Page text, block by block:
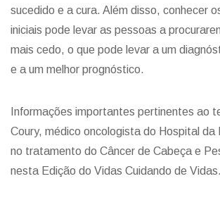
sucedido e a cura. Além disso, conhecer
iniciais pode levar as pessoas a
mais cedo, o que pode levar a um
e a um melhor prognóstico.
Informações importantes pertinentes ao
Coury, médico oncologista do Hospital da
no tratamento do Câncer de Cabeça e
nesta Edição do Vidas Cuidando de Vidas.